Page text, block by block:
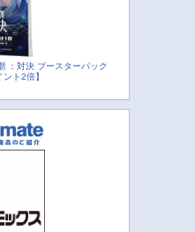
：対決 ブースターパック
ト2倍】